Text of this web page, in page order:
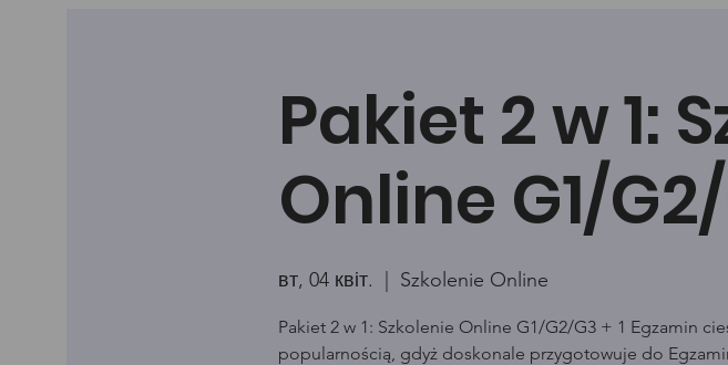
Pakiet 2 w 1:
Online G1/
вт, 04 квіт.
  |
Szkolenie Online
Pakiet 2 w 1: Szkolenie Online G1/G2/G3 + 1 Egzamin
popularnością, gdyż doskonale przygotowuje do